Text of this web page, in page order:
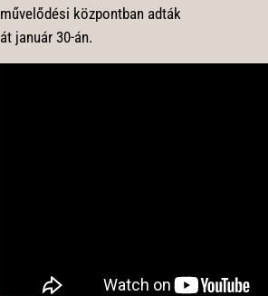
művelődési központban adták
át január 30-án.